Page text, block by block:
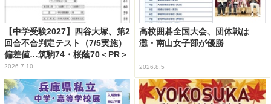
【中学受験2027】四谷大塚、第2
回合不合判定テスト（7/5実施）
偏差値…筑駒74・桜蔭70＜PR＞
2026.7.10
高校囲碁全国大会、団体戦は
灘・南山女子部が優勝
2026.8.5